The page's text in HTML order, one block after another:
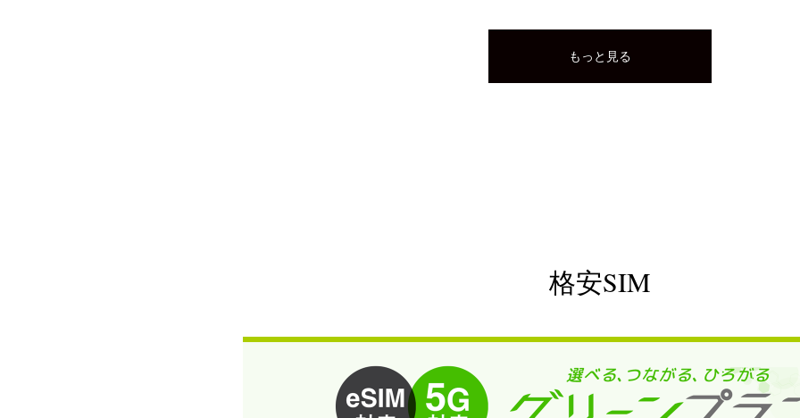
もっと見る
格安SIM